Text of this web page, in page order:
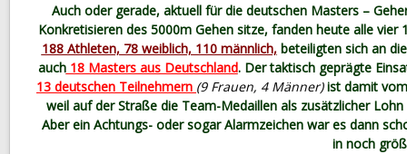
Auch oder gerade, aktuell für die deutschen Masters –
Konkretisieren des 5000m Gehen sitze, fanden heute alle
188 Athleten, 78 weiblich, 110 männlich, beteiligten sich an
auch18 Masters aus Deutschland. Der taktisch geprägte
13 deutschen Teilnehmern (9 Frauen, 4 Männer)ist damit vom
weil auf der Straße die Team-Medaillen als zusätzlicher
Aber ein Achtungs- oder sogar Alarmzeichen war es dann
in noch